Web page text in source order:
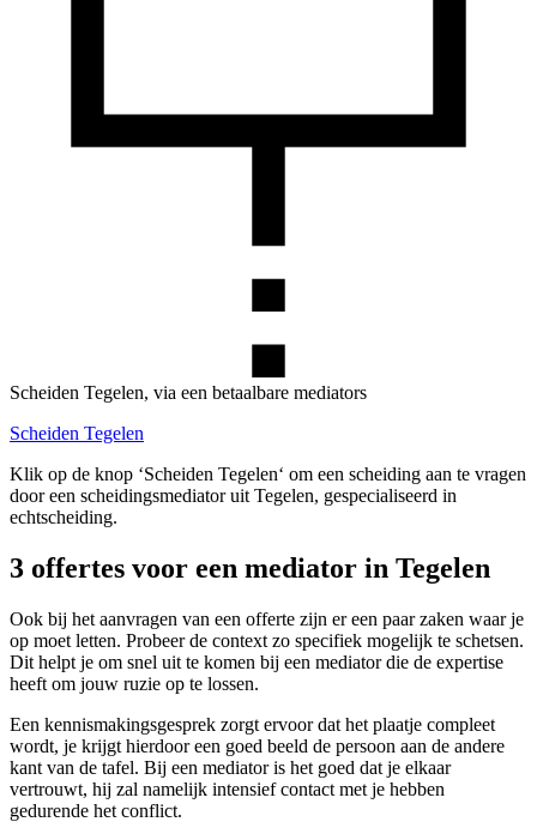
Scheiden Tegelen, via een betaalbare mediators
Scheiden Tegelen
Klik op de knop ‘Scheiden Tegelen‘ om een scheiding aan te vragen
door een scheidingsmediator uit Tegelen, gespecialiseerd in
echtscheiding.
3 offertes voor een mediator in Tegelen
Ook bij het aanvragen van een offerte zijn er een paar zaken waar je
op moet letten. Probeer de context zo specifiek mogelijk te schetsen.
Dit helpt je om snel uit te komen bij een mediator die de expertise
heeft om jouw ruzie op te lossen.
Een kennismakingsgesprek zorgt ervoor dat het plaatje compleet
wordt, je krijgt hierdoor een goed beeld de persoon aan de andere
kant van de tafel. Bij een mediator is het goed dat je elkaar
vertrouwt, hij zal namelijk intensief contact met je hebben
gedurende het conflict.